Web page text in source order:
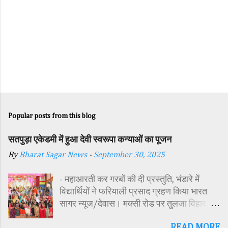
Popular posts from this blog
सतपुड़ा एकेडमी में हुआ देवी स्वरूपा कन्याओं का पूजन
ByBharat Sagar News - September 30, 2025
- महाआरती कर गरबों की दी प्रस्तुति, भंडारे में
विद्यार्थियों ने फरियाली प्रसाद ग्रहण किया भारत
सागर न्यूज/देवास। मक्सी रोड पर तुलजा विहार